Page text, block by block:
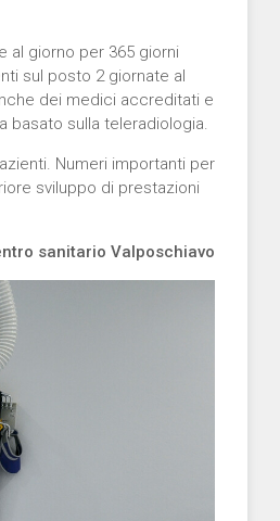
al giorno per 365 giorni
sul posto 2 giornate al
dei medici accreditati e
basato sulla teleradiologia.
Numeri importanti per
sviluppo di prestazioni
sanitario Valposchiavo